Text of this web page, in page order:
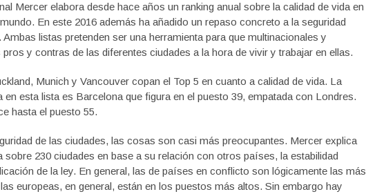
Mercer elabora desde hace años un ranking anual sobre la calidad de vida en
En este 2016 además ha añadido un repaso concreto a la seguridad
listas pretenden ser una herramienta para que multinacionales y
y contras de las diferentes ciudades a la hora de vivir y trabajar en ellas.
Munich y Vancouver copan el Top 5 en cuanto a calidad de vida. La
en esta lista es Barcelona que figura en el puesto 39, empatada con Londres.
hasta el puesto 55.
de las ciudades, las cosas son casi más preocupantes. Mercer explica
sobre 230 ciudades en base a su relación con otros países, la estabilidad
de la ley. En general, las de países en conflicto son lógicamente las más
europeas, en general, están en los puestos más altos. Sin embargo hay